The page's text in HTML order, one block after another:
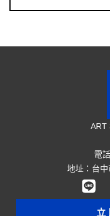
ART
電
地址：台